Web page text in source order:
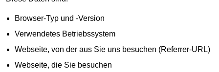
Browser-Typ und -Version
Verwendetes Betriebssystem
Webseite, von der aus Sie uns besuchen (Referrer-URL)
Webseite, die Sie besuchen